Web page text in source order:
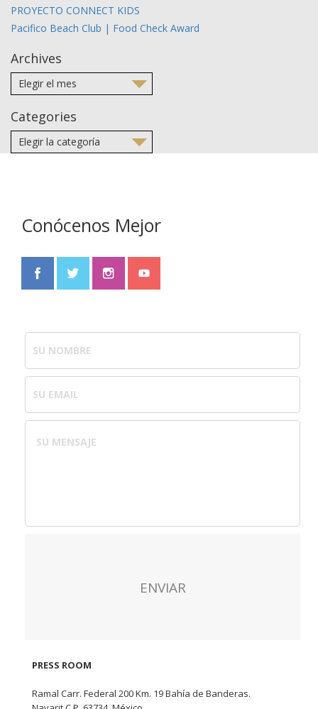
PROYECTO CONNECT KIDS
Pacifico Beach Club | Food Check Award
Archives
Categories
Conócenos Mejor
PRESS ROOM
Ramal Carr. Federal 200 Km. 19 Bahía de Banderas.